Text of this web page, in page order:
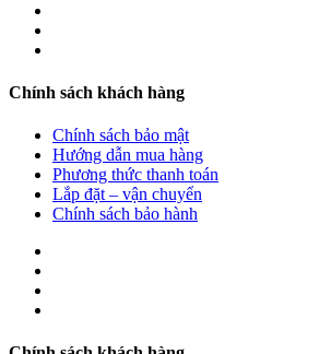
Chính sách khách hàng
Chính sách bảo mật
Hướng dẫn mua hàng
Phương thức thanh toán
Lắp đặt – vận chuyển
Chính sách bảo hành